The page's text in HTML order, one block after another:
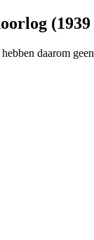
(1939
daarom